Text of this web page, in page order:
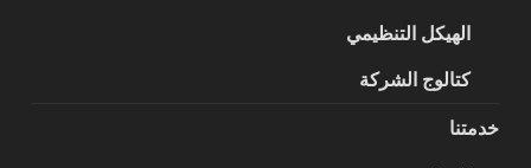
الهيكل التنظيمي
كتالوج الشركة
خدمتنا